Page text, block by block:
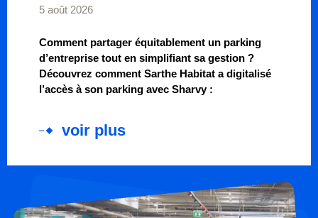
5 août 2026
Comment partager équitablement un parking
d’entreprise tout en simplifiant sa gestion ?
Découvrez comment Sarthe Habitat a digitalisé
l’accès à son parking avec Sharvy :
voir plus